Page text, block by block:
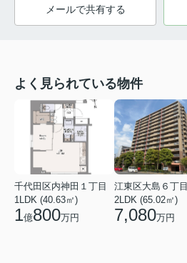
メールで共有する
よく見られている物件
千代田区内神田１丁目
1LDK (40.63㎡)
1億800万円
江東区大島６丁目
2LDK (65.02㎡)
7,080万円